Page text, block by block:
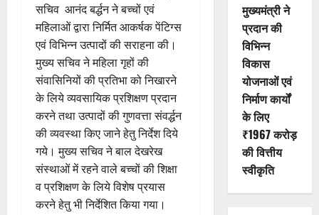
सचिव आनंद बर्द्धन ने बच्चों एवं
महिलाओं द्वारा निर्मित आकर्षक पेंटिग्स
एवं विभिन्न उत्पादों की सराहना की।
मुख्य सचिव ने महिला गृहों की
संवासिनियों की प्रतिभा को निखारने
के लिये व्यवसायिक प्रशिक्षण प्रदान
करने तथा उत्पादों की गुणवत्ता संवर्द्धन
की व्यवस्था किए जाने हेतु निर्देश दिये
गये। मुख्य सचिव ने बाल देखरेख
संस्थाओं में रहने वाले बच्चों की शिक्षा
व प्रशिक्षण के लिये विशेष प्रयास
करने हेतु भी निर्देशित किया गया।
मुख्यमंत्री ने
प्रदान की
विभिन्न
विकास
योजनाओं एवं
निर्माण कार्यों
के लिए
₹1967 करोड़
की वित्तीय
स्वीकृति